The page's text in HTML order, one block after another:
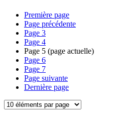
Première page
Page précédente
Page 3
Page 4
Page 5 (page actuelle)
Page 6
Page 7
Page suivante
Dernière page